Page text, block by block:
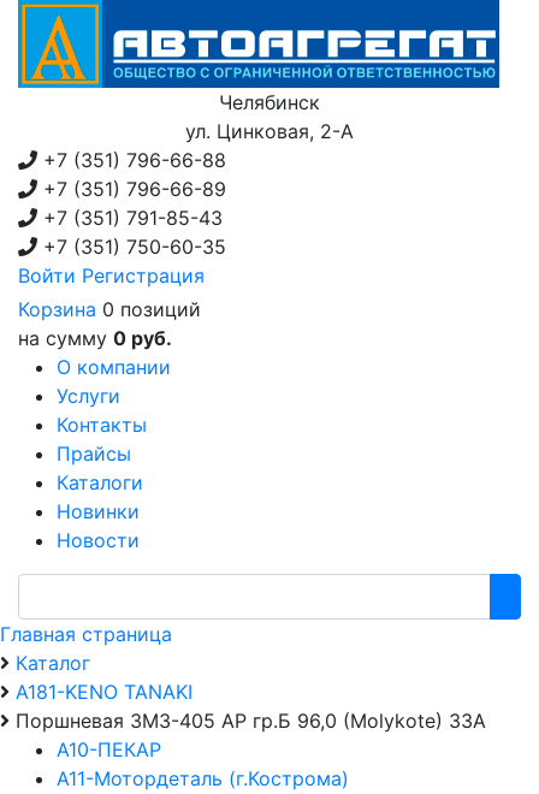
Челябинск
ул. Цинковая, 2-А
+7 (351) 796-66-88
+7 (351) 796-66-89
+7 (351) 791-85-43
+7 (351) 750-60-35
Войти Регистрация
Корзина 0 позиций
на сумму 0 руб.
О компании
Услуги
Контакты
Прайсы
Каталоги
Новинки
Новости
Главная страница
Каталог
А181-KENO TANAKI
Поршневая ЗМЗ-405 АР гр.Б 96,0 (Molykote) ЗЗА
А10-ПЕКАР
А11-Мотордеталь (г.Кострома)